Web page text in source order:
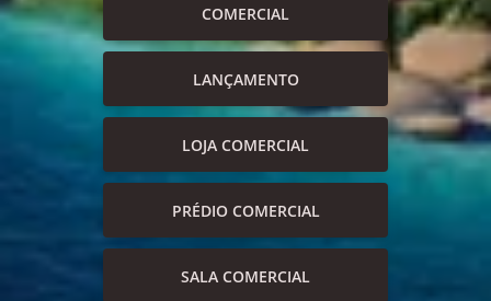
COMERCIAL
LANÇAMENTO
LOJA COMERCIAL
PRÉDIO COMERCIAL
SALA COMERCIAL